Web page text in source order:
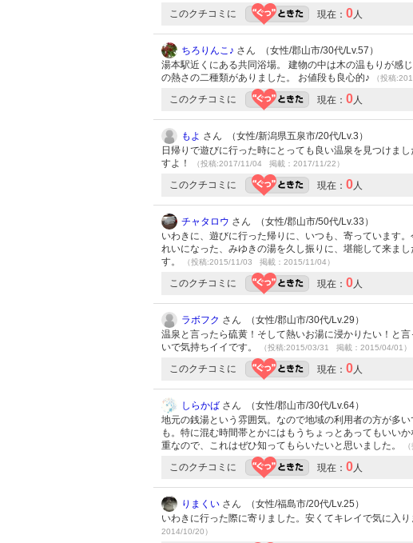
このクチコミに 現在： 0 人
ちろりんこ♪ さん （女性/郡山市/30代/Lv.57）
湯本駅近くにある共同浴場。 建物の中は木の温もりが感
の熱さの二種類がありました。 お値段も良心的♪
（投稿
このクチコミに 現在： 0 人
もよ さん （女性/新潟県五泉市/20代/Lv.3）
日帰りで遊びに行った時にとっても良い温泉を見つけま
すよ！
（投稿:2017/11/04 掲載：2017/11/22）
このクチコミに 現在： 0 人
チャタロウ さん （女性/郡山市/50代/Lv.33）
いわきに、遊びに行った帰りに、いつも、寄っています
れいになった、みゆきの湯を久し振りに、堪能して来ま
す。
（投稿:2015/11/03 掲載：2015/11/04）
このクチコミに 現在： 0 人
ラボフク さん （女性/郡山市/30代/Lv.29）
温泉と言ったら硫黄！そして熱いお湯に浸かりたい！と
いで気持ちイイです。
（投稿:2015/03/31 掲載：2015/04/01）
このクチコミに 現在： 0 人
しらかば さん （女性/郡山市/30代/Lv.64）
地元の銭湯という雰囲気。なので地域の利用者の方が多
も。特に混む時間帯とかにはもうちょっとあってもいい
重なので、これはぜひ知ってもらいたいと思いました。
このクチコミに 現在： 0 人
りまくい さん （女性/福島市/20代/Lv.25）
いわきに行った際に寄りました。安くてキレイで気に入
2014/10/20）